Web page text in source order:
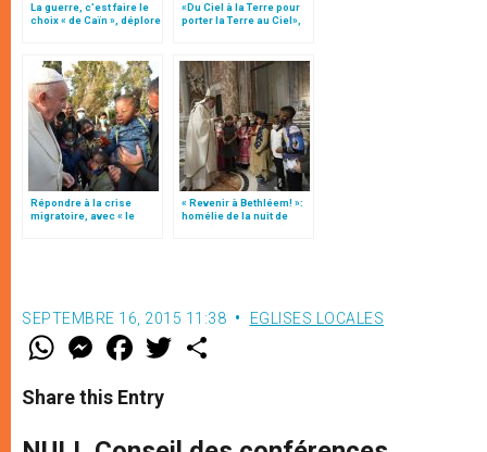
La guerre, c’est faire le
choix « de Caïn », déplore
«Du Ciel à la Terre pour
porter la Terre au Ciel»,
Répondre à la crise
migratoire, avec « le
« Revenir à Bethléem! »:
homélie de la nuit de
Noël (texte complet)
SEPTEMBRE 16, 2015 11:38 EGLISES LOCALES
W
t
s
p
M
e
s
e
g
F
a
e
b
o
w
r
Share this Entry